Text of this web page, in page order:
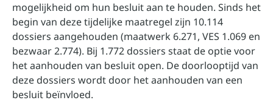
mogelijkheid om hun besluit aan te houden. Sinds het
begin van deze tijdelijke maatregel zijn 10.114
dossiers aangehouden (maatwerk 6.271, VES 1.069 en
bezwaar 2.774). Bij 1.772 dossiers staat de optie voor
het aanhouden van besluit open. De doorlooptijd van
deze dossiers wordt door het aanhouden van een
besluit beïnvloed.